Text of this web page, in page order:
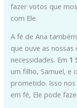
fazer votos que
com Ele.
A fé de Ana
que ouve as
necessidades. Em 1
um filho, Samuel, e
prometido. Isso
em fé, Ele pode